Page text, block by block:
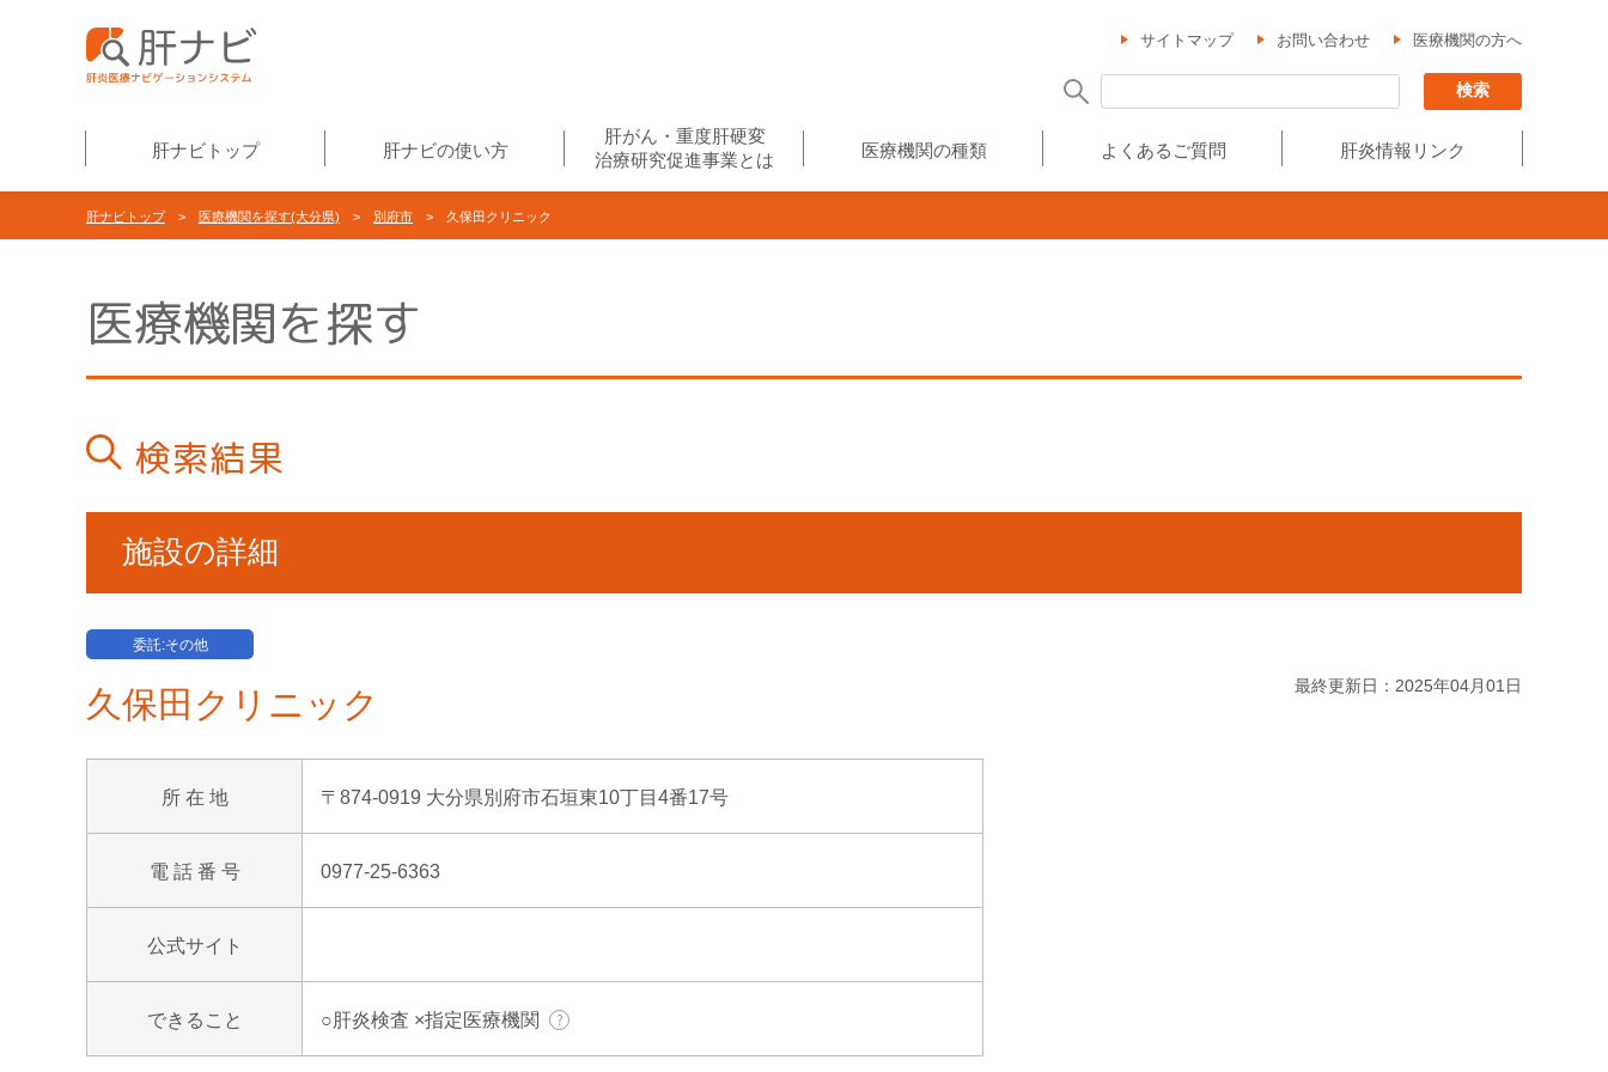
サイトマップ お問い合わせ 医療機関の方へ
肝ナビトップ 肝ナビの使い方
肝がん・重度肝硬変
治療研究促進事業とは
医療機関の種類 よくあるご質問 肝炎情報リンク
肝ナビトップ> 医療機関を探す(大分県) > 別府市 > 久保田クリニック
医療機関を探す
検索結果
施設の詳細
委託:その他
久保田クリニック
所 在 地 〒874-0919 大分県別府市石垣東10丁目4番17号
電 話 番 号 0977-25-6363
公式サイト
できること ○肝炎検査 ×指定医療機関
最終更新日：2025年04月01日